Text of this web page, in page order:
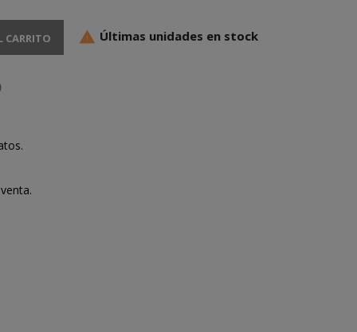
CARRITO  Últimas unidades en stock